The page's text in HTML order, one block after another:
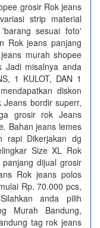
grosir Rok jeans
strip material
sesuai foto'
Rok jeans panjang
murah shopee
Jadi misalnya anda
1 KULOT, DAN 1
diskon
bordir superr,
grosir rok Jeans
Bahan jeans lemes
rapi Dikerjakan dg
Size XL Rok
dijual grosir
Rok jeans polos
Rp. 70.000 pcs,
anda pilih
Murah Bandung,
tag rok jeans